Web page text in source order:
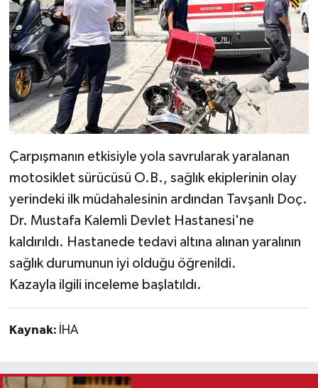
Çarpışmanın etkisiyle yola savrularak yaralanan
motosiklet sürücüsü O.B., sağlık ekiplerinin olay
yerindeki ilk müdahalesinin ardından Tavşanlı Doç.
Dr. Mustafa Kalemli Devlet Hastanesi'ne
kaldırıldı. Hastanede tedavi altına alınan yaralının
sağlık durumunun iyi olduğu öğrenildi.
Kazayla ilgili inceleme başlatıldı.
Kaynak: İHA
Teknoloji
Vasıta
Vefat Haberleri
Yaşam